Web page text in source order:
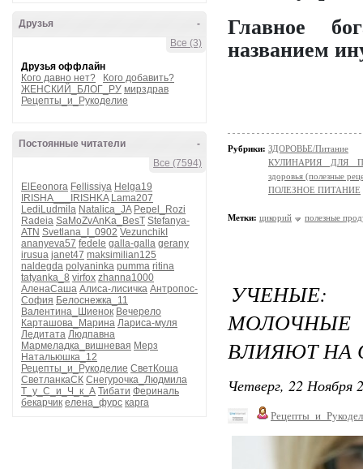
-
Друзья
Все (3)
Друзья оффлайн
Кого давно нет?
Кого добавить?
ЖЕНСКИЙ_БЛОГ_РУ мирздрав
Рецепты_и_Рукоделие
-
Постоянные читатели
Все (7594)
ElEeonora Fellissiya Helga19
IRISHA___IRISHKA Lama207
LediLudmila Natalica_JA Pepel_Rozi
Radeia SaMoZvAnKa_BesT Stefanya-
ATN Svetlana_I_0902 VezunchikI
ananyeva57 fedele galla-galla gerany
irusua janet47 maksimilian125
naldegda polyaninka pumma ritina
tatyanka_8 virfox zhanna1000
АленаСаша Алиса-лисичка Антропос-
София Белоснежка_11
Валентина_Шиенок Вечерело
Карташова_Марина Лариса-муля
Ледитата Людпавна
Мармеладка_вишневая Мерз
Натальюшка_12
Рецепты_и_Рукоделие СветКоша
СветланкаСК Снегурочка_Людмила
Т_у_С_и_Ч_к_А Тибати Фериналь
бекарчик елена_фурс карга
Главное
названием
Рубрики: ЗДОРОВЬЕ/Питание
КУЛИНАРИЯ ДЛЯ
здоровья (полезные
ПОЛЕЗНОЕ ПИТАНИЕ
Метки: цикорий полезные
МОЛОЧНЫЕ
ВЛИЯЮТ НА
Четверг, 22 Ноября